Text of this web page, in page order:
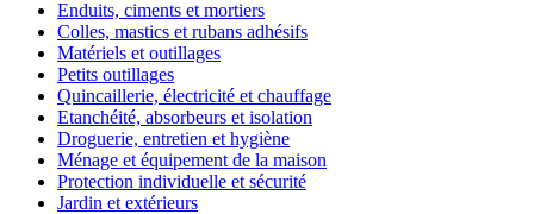
Enduits, ciments et mortiers
Colles, mastics et rubans adhésifs
Matériels et outillages
Petits outillages
Quincaillerie, électricité et chauffage
Etanchéité, absorbeurs et isolation
Droguerie, entretien et hygiène
Ménage et équipement de la maison
Protection individuelle et sécurité
Jardin et extérieurs